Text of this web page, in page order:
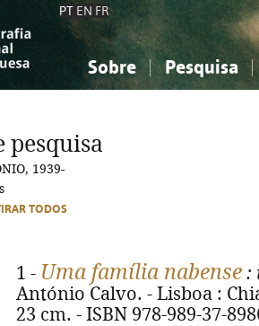
PT EN FR
Sobre Pesquisa
Ciências sociais...
Ciências sociais...
pesquisa
1939-
TODOS
1 - Uma família nabense :
António Calvo. - Lisboa :
23 cm. - ISBN 978-989-37-